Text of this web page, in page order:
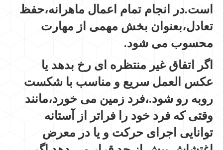
است.در انجام تمام اعمال ماهرانه،حفظ
تعادل،بعنوان بخش مهمی از مهارت
محسوب می شود.
اگر اتفاق غیر منتظره ای رخ بدهد یا
عکس العمل سریع و مناسب با شکست
روبه رو شود.،فرد زمین می خورد،مانند
وقتی که فرد خود را فراتر از آستانه
توانایی اجرای حرکت و یا در معرض